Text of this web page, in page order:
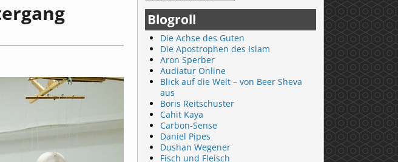
Blogroll
Die Achse des Guten
Die Apostrophen des Islam
Aron Sperber
Audiatur Online
Blick auf die Welt – von Beer Sheva
aus
Boris Reitschuster
Cahit Kaya
Carbon-Sense
Daniel Pipes
Dushan Wegener
Fisch und Fleisch